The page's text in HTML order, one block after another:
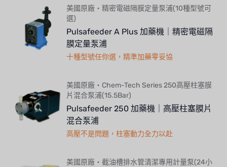
美國原廠・精密電磁隔膜定量泵浦(10種型號可
選)
Pulsafeeder A Plus 加藥機｜精密電磁隔
膜定量泵浦
十種型號任你選，精準加藥零妥協
美國原廠・Chem-Tech Series 250高壓柱塞膜
片混合泵浦(15.5Bar)
Pulsafeeder 250 加藥機｜高壓柱塞膜片
混合泵浦
高壓不是問題，柱塞動力全力以赴
美國原廠・截油槽排水管清潔專用計量泵(24小